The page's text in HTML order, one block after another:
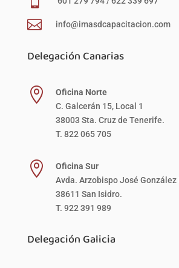
 info@imasdcapacitacion.com
Delegación Canarias

Oficina Norte
C. Galcerán 15, Local 1
38003 Sta. Cruz de Tenerife.
T. 822 065 705

Oficina Sur
Avda. Arzobispo José González
38611 San Isidro.
T. 922 391 989
Delegación Galicia